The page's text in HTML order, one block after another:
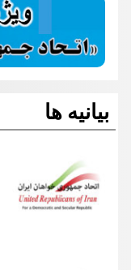
بیانیه ها